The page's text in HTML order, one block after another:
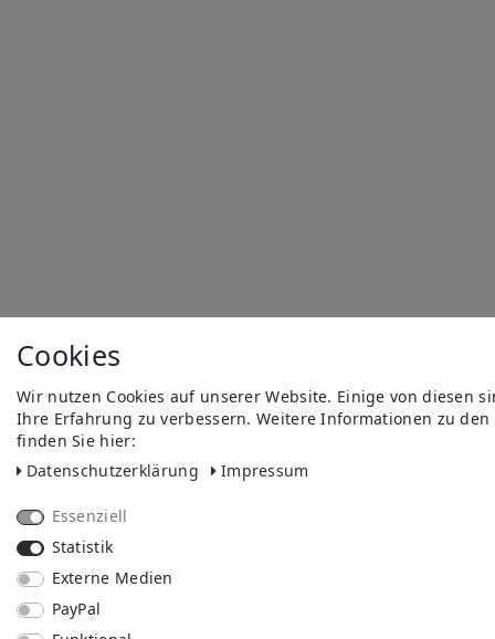
Cookies
Wir nutzen Cookies auf unserer Website. Einige von diesen
Ihre Erfahrung zu verbessern. Weitere Informationen zu
finden Sie hier:
Daten­schutz­erklärung
Impressum
Essenziell
Statistik
Externe Medien
PayPal